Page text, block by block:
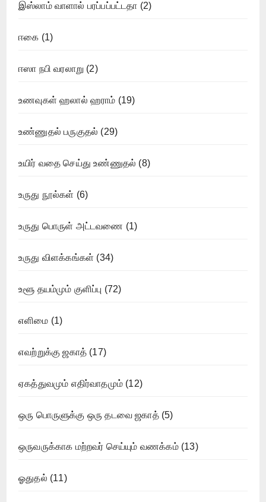
இஸ்லாம் வாளால் பரப்பப்பட்டதா (2)
ஈகை (1)
ஈஸா நபி வரலாறு (2)
உணவுகள் ஹலால் ஹராம் (19)
உண்ணுதல் பருகுதல் (29)
உயிர் வதை செய்து உண்ணுதல் (8)
உருது நூல்கள் (6)
உருது பொருள் அட்டவணை (1)
உருது விளக்கங்கள் (34)
உளூ தயம்மும் குளிப்பு (72)
எளிமை (1)
எவற்றுக்கு ஜகாத் (17)
ஏகத்துவமும் எதிர்வாதமும் (12)
ஒரு பொருளுக்கு ஒரு தடவை ஜகாத்(5)
ஒருவருக்காக மற்றவர் செய்யும் வணக்கம்(13)
ஓதுதல் (11)